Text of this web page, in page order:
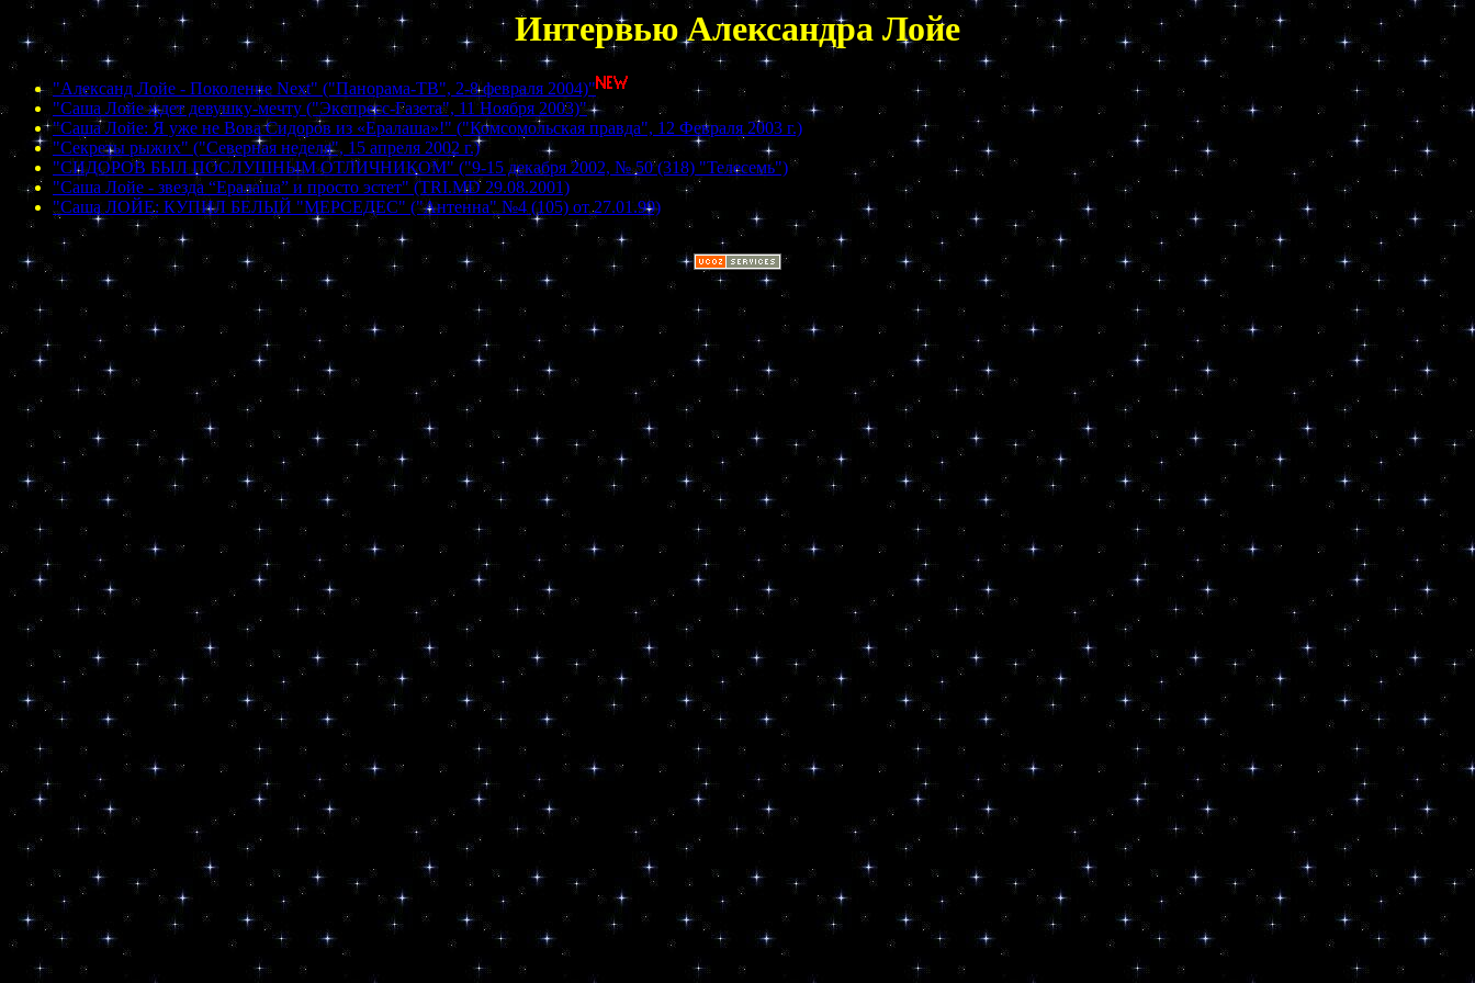
Интервью Александра Лойе
"Александ Лойе - Поколение Next" ("Панорама-ТВ", 2-8 февраля 2004)"
"Саша Лойе ждет девушку-мечту ("Экспресс-Газета", 11 Ноября 2003)"
"Саша Лойе: Я уже не Вова Сидоров из «Ералаша»!" ("Комсомольская правда", 12 Февраля 2003 г.)
"Секреты рыжих" ("Северная неделя", 15 апреля 2002 г.)
"СИДОРОВ БЫЛ ПОСЛУШНЫМ ОТЛИЧНИКОМ" ("9-15 декабря 2002, № 50 (318) "Телесемь")
"Саша Лойе - звезда “Ералаша” и просто эстет" (TRI.MD 29.08.2001)
"Cаша ЛОЙЕ: КУПИЛ БЕЛЫЙ "МЕРСЕДЕС" ("Антенна" №4 (105) от 27.01.99)